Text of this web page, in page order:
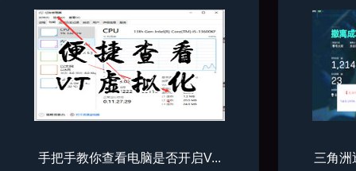
手把手教你查看电脑是否开启V... 三角洲